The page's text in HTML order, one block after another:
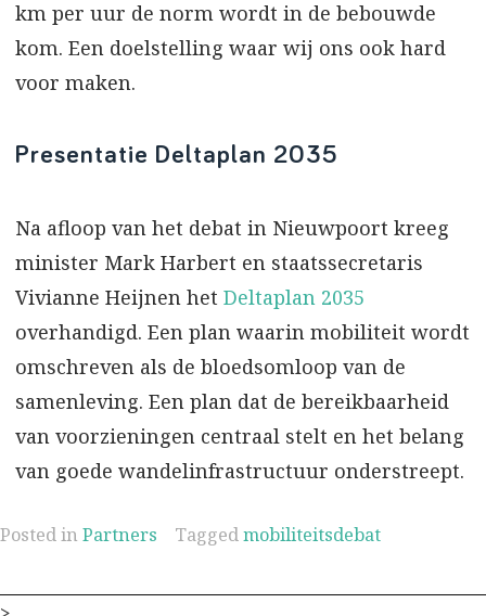
km per uur de norm wordt in de bebouwde
kom. Een doelstelling waar wij ons ook hard
voor maken.
Presentatie Deltaplan 2035
Na afloop van het debat in Nieuwpoort kreeg
minister Mark Harbert en staatssecretaris
Vivianne Heijnen het Deltaplan 2035
overhandigd. Een plan waarin mobiliteit wordt
omschreven als de bloedsomloop van de
samenleving. Een plan dat de bereikbaarheid
van voorzieningen centraal stelt en het belang
van goede wandelinfrastructuur onderstreept.
Posted in Partners Taggedmobiliteitsdebat